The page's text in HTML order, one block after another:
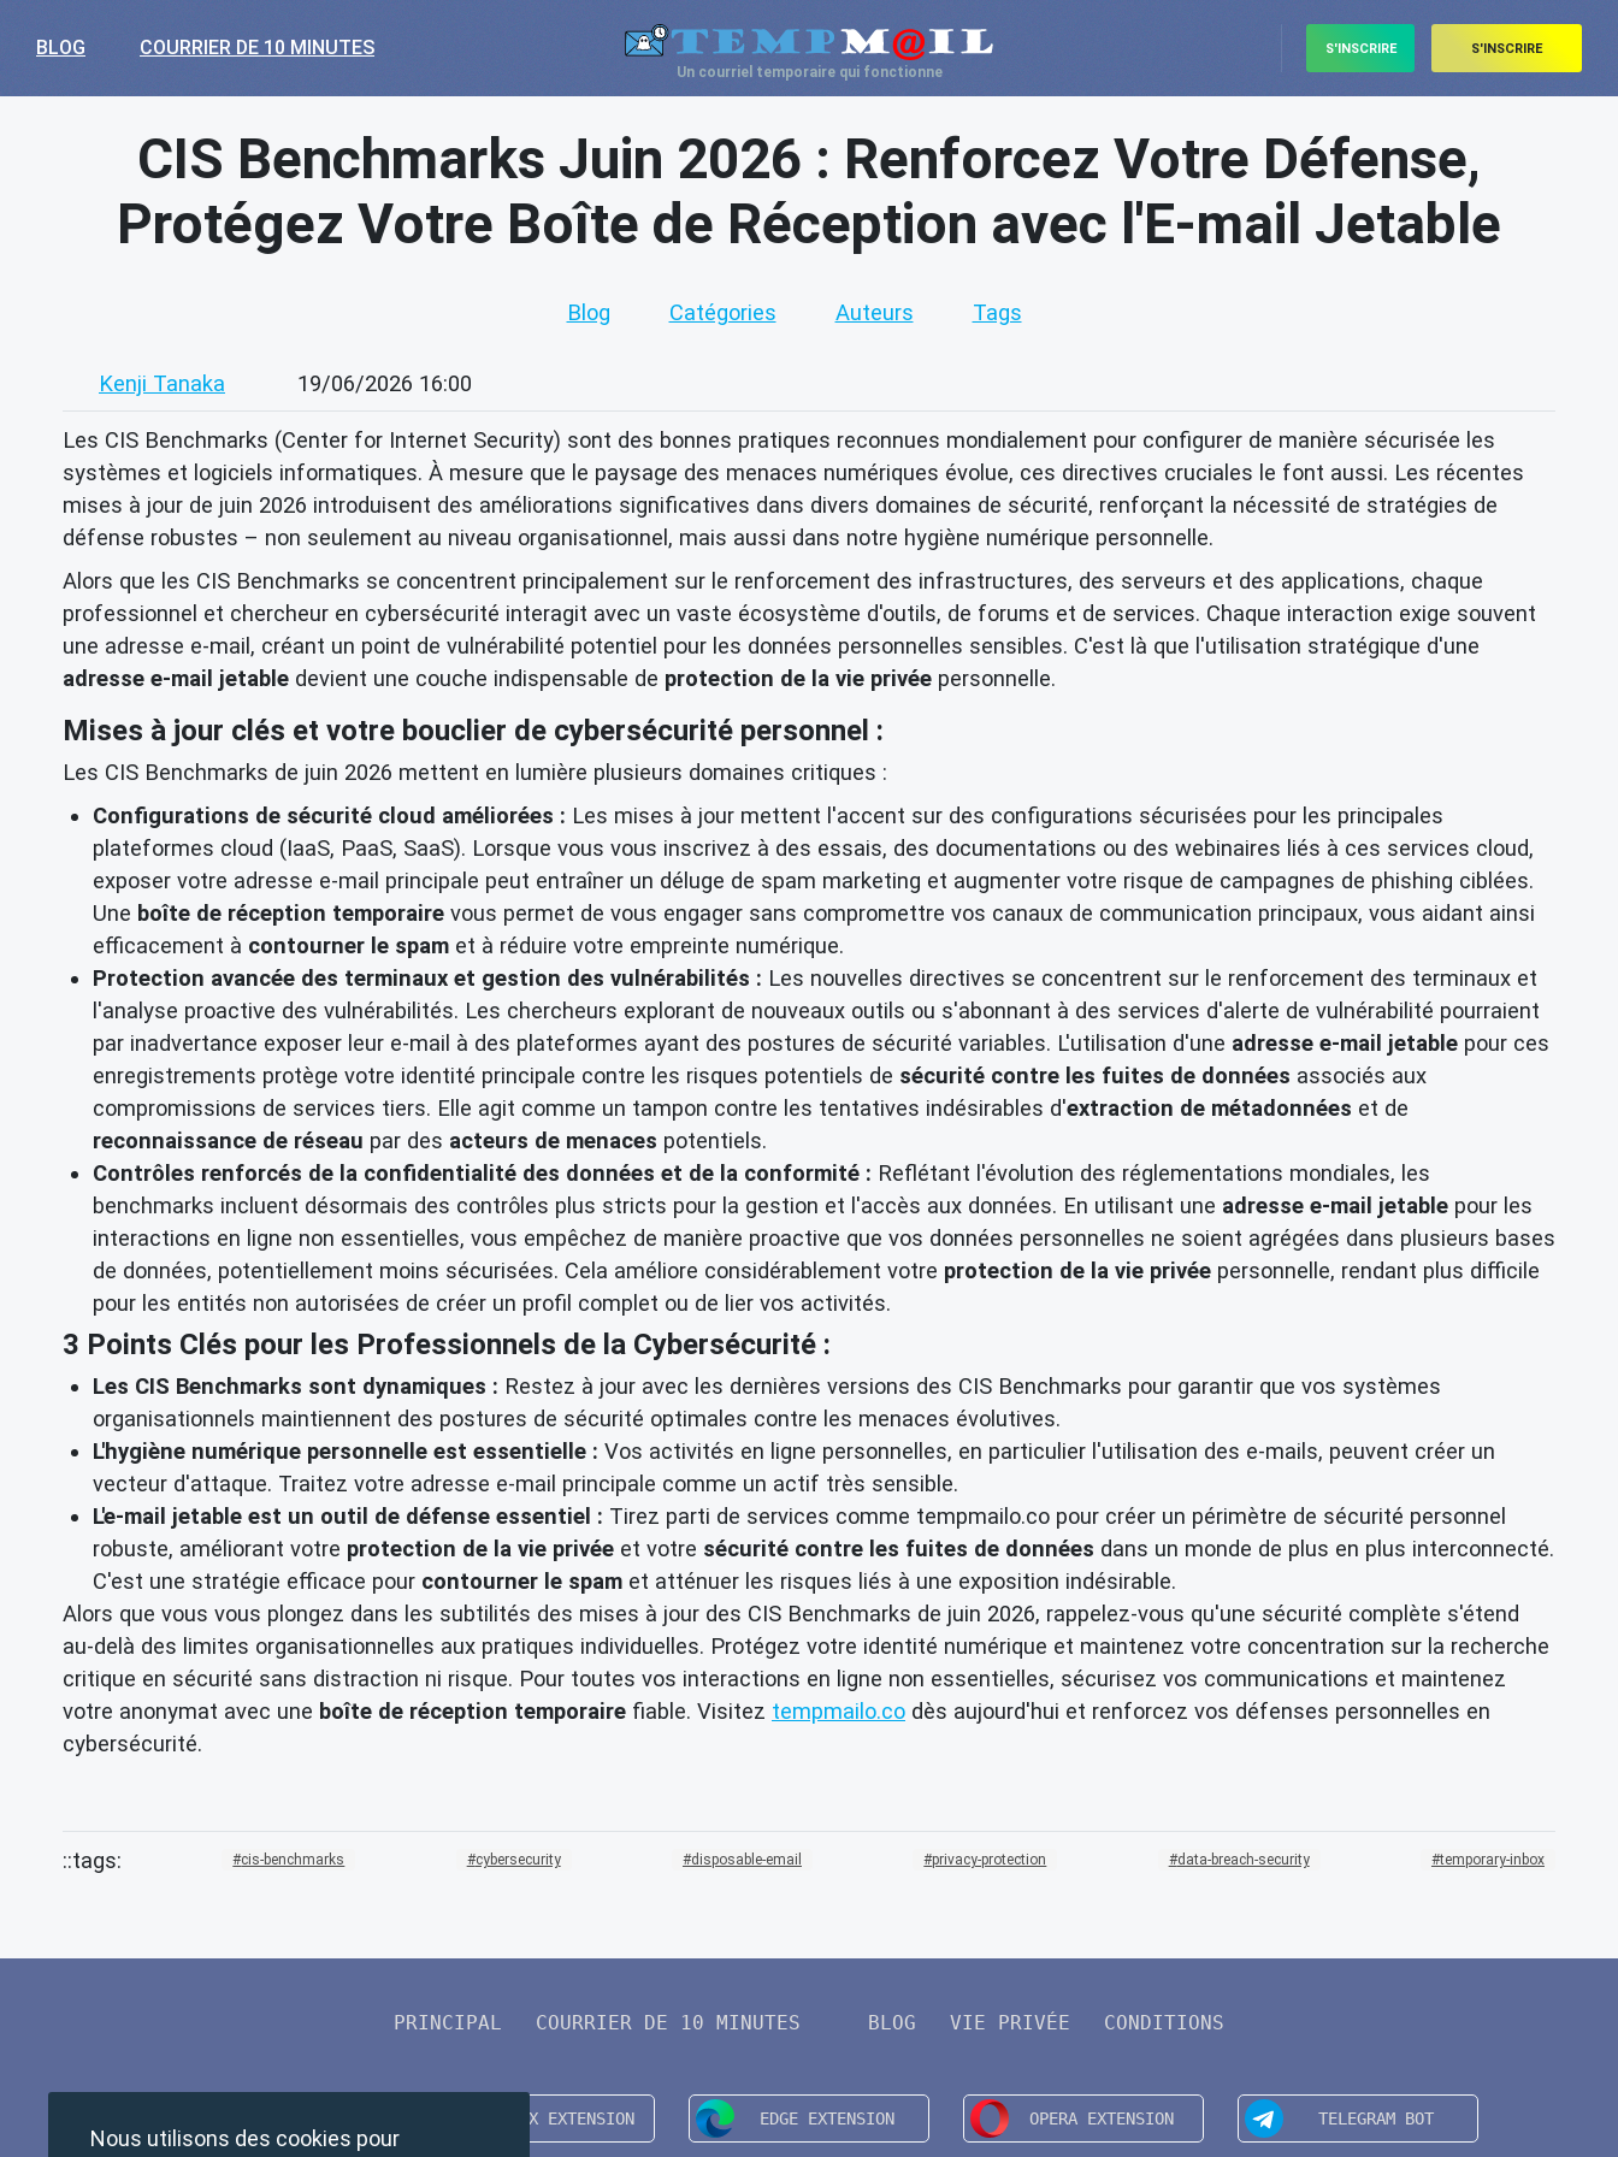
BLOG COURRIER DE 10 MINUTES
Un courriel temporaire qui fonctionne
S'INSCRIRE S'INSCRIRE
CIS Benchmarks Juin 2026 : Renforcez Votre Défense,
Protégez Votre Boîte de Réception avec l'E-mail Jetable
Blog Catégories Auteurs Tags
Kenji Tanaka 19/06/2026 16:00
Les CIS Benchmarks (Center for Internet Security) sont des bonnes pratiques reconnues mondialement pour configurer de manière sécurisée les
systèmes et logiciels informatiques. À mesure que le paysage des menaces numériques évolue, ces directives cruciales le font aussi. Les récentes
mises à jour de juin 2026 introduisent des améliorations significatives dans divers domaines de sécurité, renforçant la nécessité de stratégies de
défense robustes – non seulement au niveau organisationnel, mais aussi dans notre hygiène numérique personnelle.
Alors que les CIS Benchmarks se concentrent principalement sur le renforcement des infrastructures, des serveurs et des applications, chaque
professionnel et chercheur en cybersécurité interagit avec un vaste écosystème d'outils, de forums et de services. Chaque interaction exige souvent
une adresse e-mail, créant un point de vulnérabilité potentiel pour les données personnelles sensibles. C'est là que l'utilisation stratégique d'une
adresse e-mail jetable devient une couche indispensable de protection de la vie privée personnelle.
Mises à jour clés et votre bouclier de cybersécurité personnel :
Les CIS Benchmarks de juin 2026 mettent en lumière plusieurs domaines critiques :
Configurations de sécurité cloud améliorées : Les mises à jour mettent l'accent sur des configurations sécurisées pour les principales
plateformes cloud (IaaS, PaaS, SaaS). Lorsque vous vous inscrivez à des essais, des documentations ou des webinaires liés à ces services cloud,
exposer votre adresse e-mail principale peut entraîner un déluge de spam marketing et augmenter votre risque de campagnes de phishing ciblées.
Une boîte de réception temporaire vous permet de vous engager sans compromettre vos canaux de communication principaux, vous aidant ainsi
efficacement à contourner le spam et à réduire votre empreinte numérique.
Protection avancée des terminaux et gestion des vulnérabilités : Les nouvelles directives se concentrent sur le renforcement des terminaux et
l'analyse proactive des vulnérabilités. Les chercheurs explorant de nouveaux outils ou s'abonnant à des services d'alerte de vulnérabilité pourraient
par inadvertance exposer leur e-mail à des plateformes ayant des postures de sécurité variables. L'utilisation d'une adresse e-mail jetable pour ces
enregistrements protège votre identité principale contre les risques potentiels de sécurité contre les fuites de données associés aux
compromissions de services tiers. Elle agit comme un tampon contre les tentatives indésirables d'extraction de métadonnées et de
reconnaissance de réseau par des acteurs de menaces potentiels.
Contrôles renforcés de la confidentialité des données et de la conformité : Reflétant l'évolution des réglementations mondiales, les
benchmarks incluent désormais des contrôles plus stricts pour la gestion et l'accès aux données. En utilisant une adresse e-mail jetable pour les
interactions en ligne non essentielles, vous empêchez de manière proactive que vos données personnelles ne soient agrégées dans plusieurs bases
de données, potentiellement moins sécurisées. Cela améliore considérablement votre protection de la vie privée personnelle, rendant plus difficile
pour les entités non autorisées de créer un profil complet ou de lier vos activités.
3 Points Clés pour les Professionnels de la Cybersécurité :
Les CIS Benchmarks sont dynamiques : Restez à jour avec les dernières versions des CIS Benchmarks pour garantir que vos systèmes
organisationnels maintiennent des postures de sécurité optimales contre les menaces évolutives.
L'hygiène numérique personnelle est essentielle : Vos activités en ligne personnelles, en particulier l'utilisation des e-mails, peuvent créer un
vecteur d'attaque. Traitez votre adresse e-mail principale comme un actif très sensible.
L'e-mail jetable est un outil de défense essentiel : Tirez parti de services comme tempmailo.co pour créer un périmètre de sécurité personnel
robuste, améliorant votre protection de la vie privée et votre sécurité contre les fuites de données dans un monde de plus en plus interconnecté.
C'est une stratégie efficace pour contourner le spam et atténuer les risques liés à une exposition indésirable.
Alors que vous vous plongez dans les subtilités des mises à jour des CIS Benchmarks de juin 2026, rappelez-vous qu'une sécurité complète s'étend
au-delà des limites organisationnelles aux pratiques individuelles. Protégez votre identité numérique et maintenez votre concentration sur la recherche
critique en sécurité sans distraction ni risque. Pour toutes vos interactions en ligne non essentielles, sécurisez vos communications et maintenez
votre anonymat avec une boîte de réception temporaire fiable. Visitez tempmailo.co dès aujourd'hui et renforcez vos défenses personnelles en
cybersécurité.
cis-benchmarks cybersecurity disposable-email privacy-protection data-breach-security temporary-inbox
PRINCIPAL COURRIER DE 10 MINUTES BLOG VIE PRIVÉE CONDITIONS
Nous utilisons des cookies pour